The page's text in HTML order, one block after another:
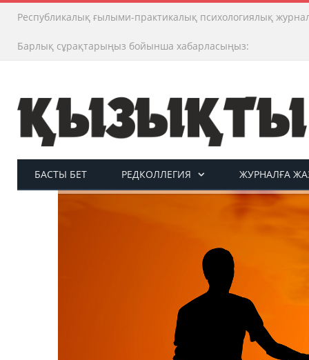
Республикалық ғылыми-практикалық психологиялық
Барлық сұрақтарыңыз бойынша хабарласыңыз:
БАСТЫ БЕТ РЕДКОЛЛЕГИЯ ЖУРНАЛҒА